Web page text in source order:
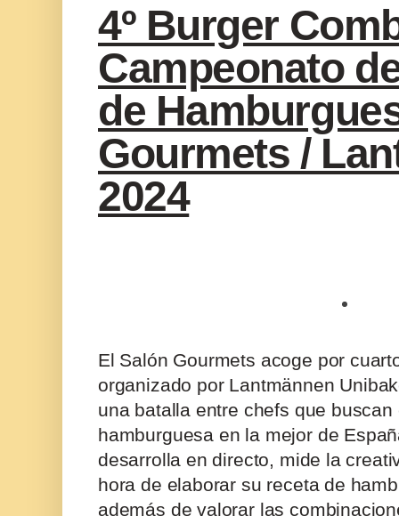
4º Burger
Campeonato
de
Gourmets /
2024
El Salón Gourmets acoge por
organizado por Lantmännen
una batalla entre chefs que buscan
hamburguesa en la mejor de
desarrolla en directo, mide la
hora de elaborar su receta de
además de valorar las